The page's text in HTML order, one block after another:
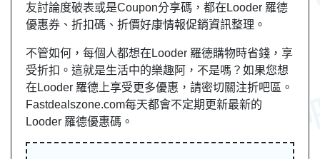
友討論度破表或是Coupon分享碼，都在Looder 羅德
優惠券、折扣碼、折價好康情報促銷資訊整理。
不管如何，每個人都想在Looder 羅德購物時省錢，享
受折扣。這就是生活中的樂趣阿，不是嗎？如果您想
在Looder 羅德上享受更多優惠，請密切關注折吧區。
Fastdealszone.com每天都會不定期更新最新的
Looder 羅德優惠碼。